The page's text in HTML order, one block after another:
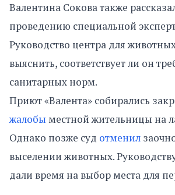
Валентина Сокова также
проведению специальной
Руководство центра для
выяснить, соответствует ли он
санитарных норм.
Приют «Валента» собирались
жалобы местной жительницы на
Однако позже суд отменил
выселении животных.
дали время на выбор места для